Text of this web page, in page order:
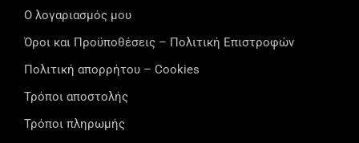
Ο λογαριασμός μου
Όροι και Προϋποθέσεις – Πολιτική Επιστροφών
Πολιτική απορρήτου – Cookies
Τρόποι αποστολής
Τρόποι πληρωμής